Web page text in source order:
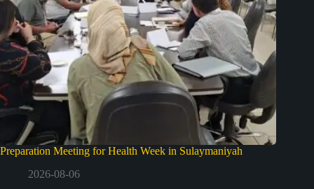
Preparation Meeting for Health Week in Sulaymaniyah
2026-08-06